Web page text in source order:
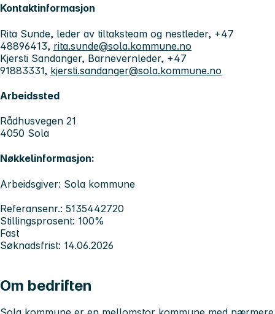
Kontaktinformasjon
Rita Sunde, leder av tiltaksteam og nestleder, +47
48896413, rita.sunde@sola.kommune.no
Kjersti Sandanger, Barnevernleder, +47
91883331, kjersti.sandanger@sola.kommune.no
Arbeidssted
Rådhusvegen 21
4050 Sola
Nøkkelinformasjon:
Arbeidsgiver: Sola kommune
Referansenr.: 5135442720
Stillingsprosent: 100%
Fast
Søknadsfrist: 14.06.2026
Om bedriften